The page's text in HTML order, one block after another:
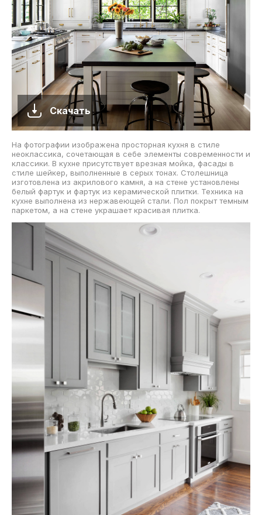
Скачать
На фотографии изображена просторная кухня в стиле
неоклассика, сочетающая в себе элементы современности и
классики. В кухне присутствует врезная мойка, фасады в
стиле шейкер, выполненные в серых тонах. Столешница
изготовлена из акрилового камня, а на стене установлены
белый фартук и фартук из керамической плитки. Техника на
кухне выполнена из нержавеющей стали. Пол покрыт темным
паркетом, а на стене украшает красивая плитка.